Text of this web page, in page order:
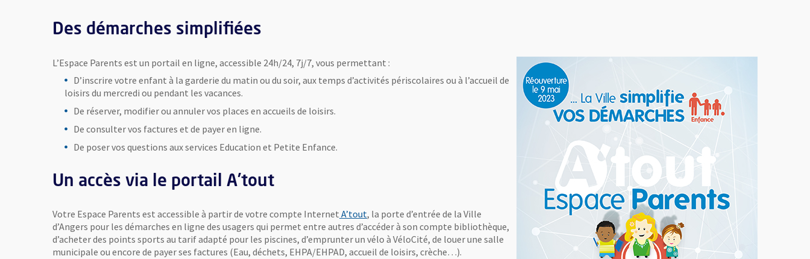
Des démarches simplifiées
L’Espace Parents est un portail en ligne, accessible 24h/24, 7j/7, vous permettant :
D’inscrire votre enfant à la garderie du matin ou du soir, aux temps d’activités périscolaires ou à l’accueil de
loisirs du mercredi ou pendant les vacances.
De réserver, modifier ou annuler vos places en accueils de loisirs.
De consulter vos factures et de payer en ligne.
De poser vos questions aux services Education et Petite Enfance.
Un accès via le portail A'tout
Votre Espace Parents est accessible à partir de votre compte Internet A’tout, Ouvre une nouvelle fenêtre
, la porte d’entrée de la Ville
d’Angers pour les démarches en ligne des usagers qui permet entre autres d’accéder à son compte bibliothèque,
d’acheter des points sports au tarif adapté pour les piscines, d’emprunter un vélo à VéloCité, de louer une salle
municipale ou encore de payer ses factures (Eau, déchets, EHPA/EHPAD, accueil de loisirs, crèche…).